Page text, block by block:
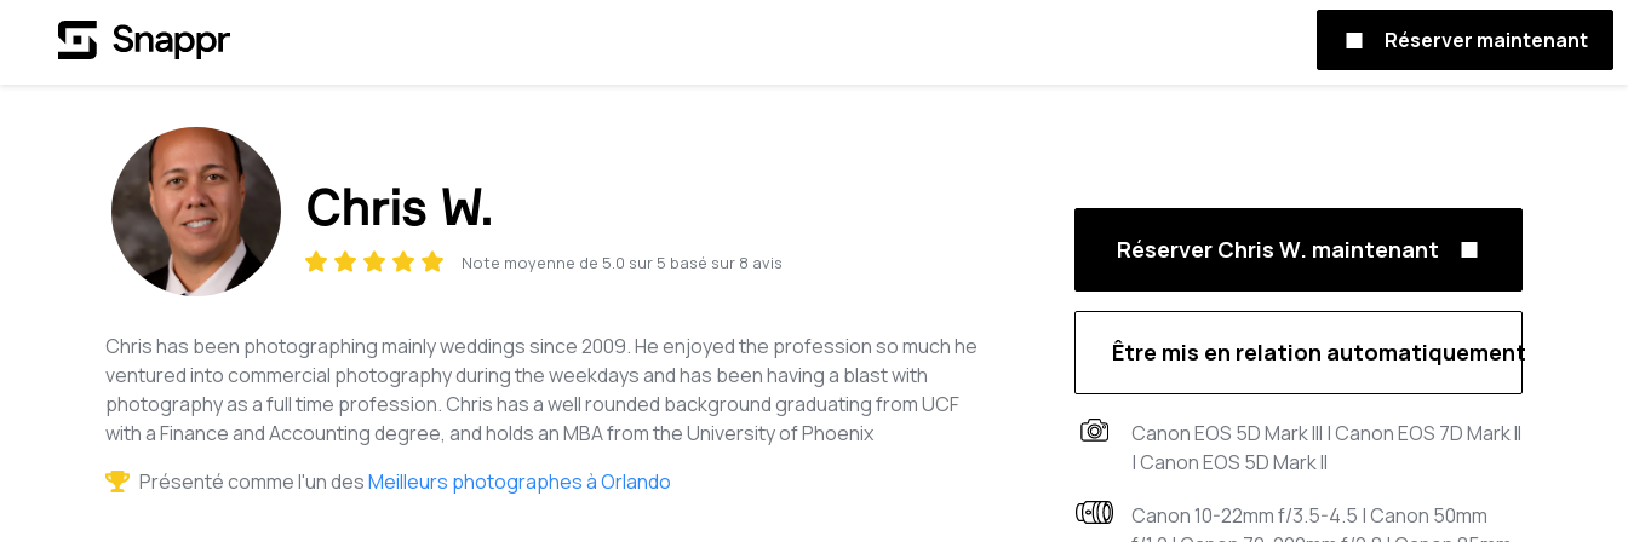
Réserver maintenant
Chris W.
Note moyenne de 5.0 sur 5 basé sur 8 avis
Chris has been photographing mainly weddings since 2009. He enjoyed the profession so much he
ventured into commercial photography during the weekdays and has been having a blast with
photography as a full time profession. Chris has a well rounded background graduating from UCF
with a Finance and Accounting degree, and holds an MBA from the University of Phoenix
Présenté comme l'un desMeilleurs photographes à Orlando
Réserver Chris W. maintenant
Être mis en relation automatiquement
Canon EOS 5D Mark III | Canon EOS 7D Mark II
| Canon EOS 5D Mark II
Canon 10-22mm f/3.5-4.5 | Canon 50mm